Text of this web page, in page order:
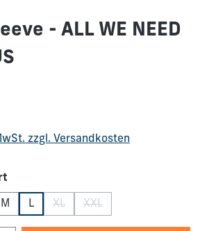
- ALL WE NEED
zzgl. Versandkosten
M L XL XXL